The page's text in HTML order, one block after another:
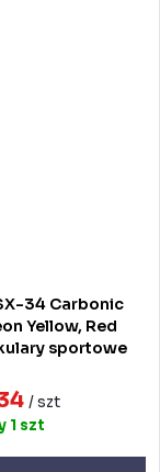
34 Carbonic
Yellow, Red
sportowe
/ szt
1 szt